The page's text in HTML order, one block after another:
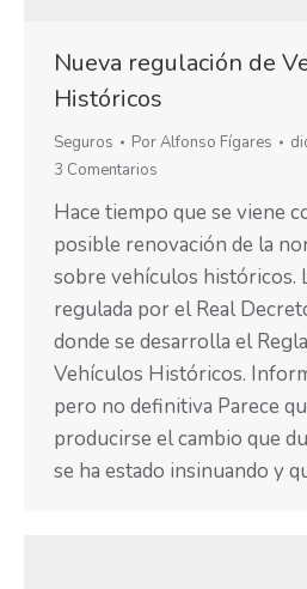
Nueva regulación de
Históricos
Seguros PorAlfonso Fígares
3 Comentarios
Hace tiempo que se viene
posible renovación de la
sobre vehículos históricos.
regulada por el Real
donde se desarrolla el
Vehículos Históricos.
pero no definitiva Parece
producirse el cambio que
se ha estado insinuando y